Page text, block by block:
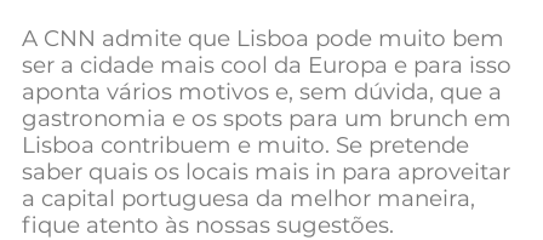
Animais de Estimação
A CNN admite que Lisboa pode muito bem
ser a cidade mais cool da Europa e para isso
aponta vários motivos e, sem dúvida, que a
gastronomia e os spots para um brunch em
Lisboa contribuem e muito. Se pretende
saber quais os locais mais in para aproveitar
a capital portuguesa da melhor maneira,
fique atento às nossas sugestões.